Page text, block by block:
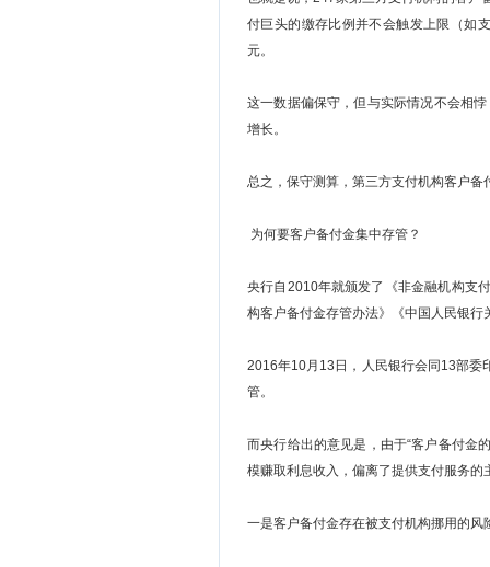
付巨头的缴存比例并不会触发上限（如
元。
这一数据偏保守，但与实际情况不会相
增长。
总之，保守测算，第三方支付机构客户
为何要客户备付金集中存管？
央行自2010年就颁发了《非金融机构支
构客户备付金存管办法》《中国人民银
2016年10月13日，人民银行会同13部委
管。
而央行给出的意见是，由于“客户备付金
模赚取利息收入，偏离了提供支付服务
一是客户备付金存在被支付机构挪用的风